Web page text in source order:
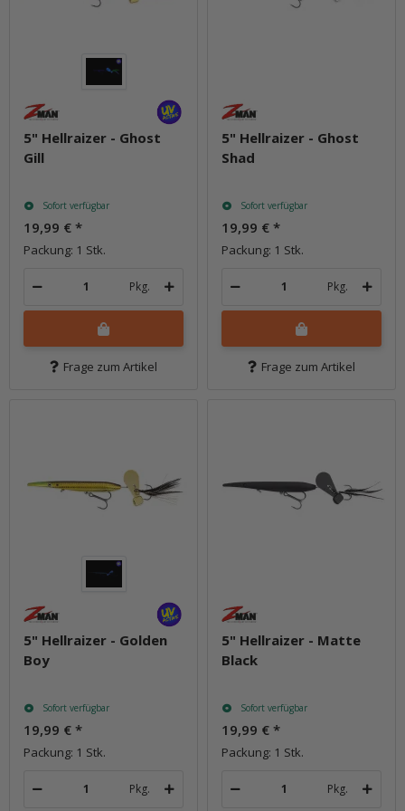
5" Hellraizer - Ghost
Gill
Sofort verfügbar
19,99 € *
Packung: 1 Stk.
Pkg.
Frage zum Artikel
5" Hellraizer - Ghost
Shad
Sofort verfügbar
19,99 € *
Packung: 1 Stk.
Pkg.
Frage zum Artikel
5" Hellraizer - Golden
Boy
Sofort verfügbar
19,99 € *
Packung: 1 Stk.
Pkg.
5" Hellraizer - Matte
Black
Sofort verfügbar
19,99 € *
Packung: 1 Stk.
Pkg.